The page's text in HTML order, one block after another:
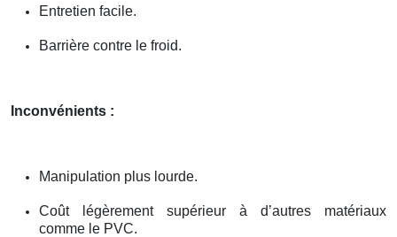
Entretien facile.
Barrière contre le froid.
Inconvénients :
Manipulation plus lourde.
Coût légèrement supérieur à d’autres matériaux
comme le PVC.